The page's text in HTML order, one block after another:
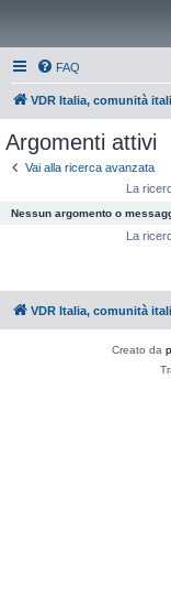
FAQ
VDR Italia, comunità
Argomenti attivi
Vai alla ricerca avanzata
La
Nessun argomento o
La
VDR Italia, comunità
Creato da